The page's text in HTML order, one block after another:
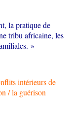
la pratique de
tribu africaine, les
»
intérieurs de
/ la guérison